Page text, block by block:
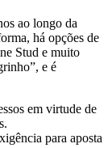
ao longo da
há opções de
Stud e muito
e é
em virtude de
para aposta